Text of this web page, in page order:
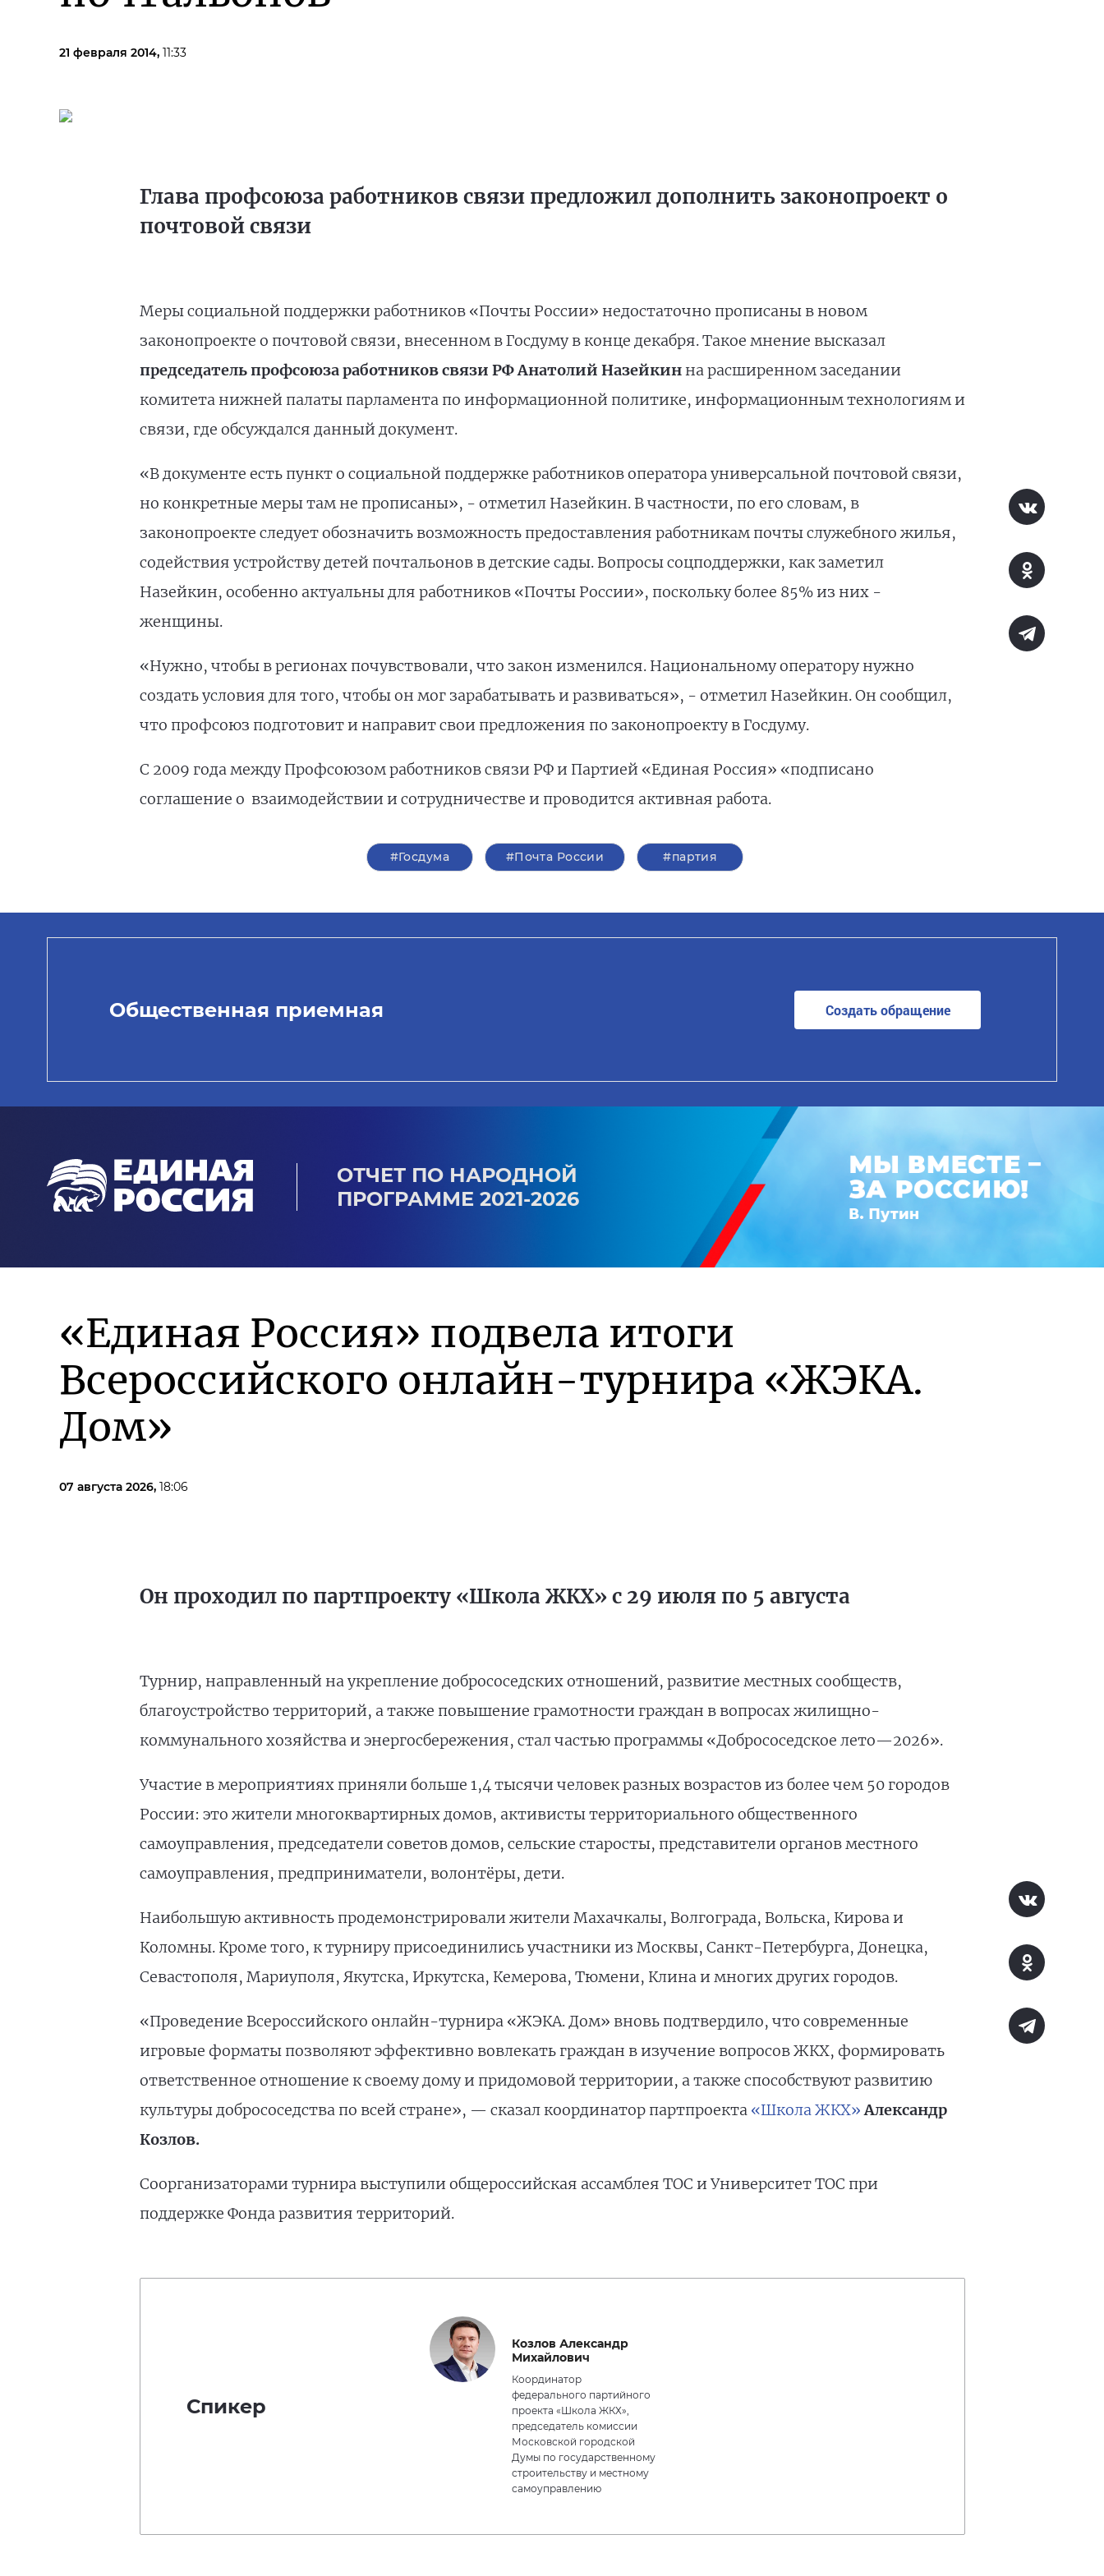
21 февраля 2014, 11:33
Глава профсоюза работников связи предложил дополнить законопроект о
почтовой связи
Меры социальной поддержки работников «Почты России» недостаточно прописаны в новом
законопроекте о почтовой связи, внесенном в Госдуму в конце декабря. Такое мнение высказал
председатель профсоюза работников связи РФ Анатолий Назейкинна расширенном заседании
комитета нижней палаты парламента по информационной политике, информационным технологиям и
связи, где обсуждался данный документ.
«В документе есть пункт о социальной поддержке работников оператора универсальной почтовой связи,
но конкретные меры там не прописаны», - отметил Назейкин. В частности, по его словам, в
законопроекте следует обозначить возможность предоставления работникам почты служебного жилья,
содействия устройству детей почтальонов в детские сады. Вопросы соцподдержки, как заметил
Назейкин, особенно актуальны для работников «Почты России», поскольку более 85% из них -
женщины.
«Нужно, чтобы в регионах почувствовали, что закон изменился. Национальному оператору нужно
создать условия для того, чтобы он мог зарабатывать и развиваться», - отметил Назейкин. Он сообщил,
что профсоюз подготовит и направит свои предложения по законопроекту в Госдуму.
С 2009 года между Профсоюзом работников связи РФ и Партией «Единая Россия» «подписано
соглашение о взаимодействии и сотрудничестве и проводится активная работа.
#Госдума #Почта России #партия
Общественная приемная Создать обращение
ОТЧЕТ ПО НАРОДНОЙ
ПРОГРАММЕ 2021-2026
«Единая Россия» подвела итоги
Всероссийского онлайн-турнира «ЖЭКА.
Дом»
07 августа 2026, 18:06
Он проходил по партпроекту «Школа ЖКХ» с 29 июля по 5 августа
Турнир, направленный на укрепление добрососедских отношений, развитие местных сообществ,
благоустройство территорий, а также повышение грамотности граждан в вопросах жилищно-
коммунального хозяйства и энергосбережения, стал частью программы «Добрососедское лето—2026».
Участие в мероприятиях приняли больше 1,4 тысячи человек разных возрастов из более чем 50 городов
России: это жители многоквартирных домов, активисты территориального общественного
самоуправления, председатели советов домов, сельские старосты, представители органов местного
самоуправления, предприниматели, волонтёры, дети.
Наибольшую активность продемонстрировали жители Махачкалы, Волгограда, Вольска, Кирова и
Коломны. Кроме того, к турниру присоединились участники из Москвы, Санкт-Петербурга, Донецка,
Севастополя, Мариуполя, Якутска, Иркутска, Кемерова, Тюмени, Клина и многих других городов.
«Проведение Всероссийского онлайн-турнира «ЖЭКА. Дом» вновь подтвердило, что современные
игровые форматы позволяют эффективно вовлекать граждан в изучение вопросов ЖКХ, формировать
ответственное отношение к своему дому и придомовой территории, а также способствуют развитию
культуры добрососедства по всей стране», — сказал координатор партпроекта «Школа ЖКХ»Александр
Козлов.
Соорганизаторами турнира выступили общероссийская ассамблея ТОС и Университет ТОС при
поддержке Фонда развития территорий.
Спикер
Козлов Александр
Михайлович
Координатор
федерального партийного
проекта «Школа ЖКХ»,
председатель комиссии
Московской городской
Думы по государственному
строительству и местному
самоуправлению